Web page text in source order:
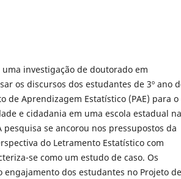
investigação de doutorado em
os discursos dos estudantes de 3º ano
de Aprendizagem Estatístico (PAE) para o
e cidadania em uma escola estadual na
pesquisa se ancorou nos pressupostos da
do Letramento Estatístico com
se como um estudo de caso. Os
dos estudantes no Projeto de